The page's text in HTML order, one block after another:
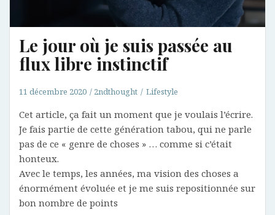
Le jour où je suis passée au
flux libre instinctif
11 décembre 2020 2ndthought Lifestyle
Cet article, ça fait un moment que je voulais l’écrire.
Je fais partie de cette génération tabou, qui ne parle
pas de ce « genre de choses » … comme si c’était
honteux.
Avec le temps, les années, ma vision des choses a
énormément évoluée et je me suis repositionnée sur
bon nombre de points